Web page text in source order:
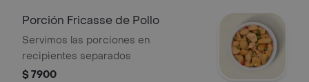
Porción Fricasse de Pollo
Servimos las porciones en
recipientes separados
$ 7900